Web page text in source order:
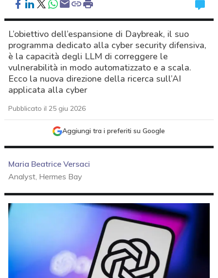
L’obiettivo dell’espansione di Daybreak, il suo
programma dedicato alla cyber security difensiva,
è la capacità degli LLM di correggere le
vulnerabilità in modo automatizzato e a scala.
Ecco la nuova direzione della ricerca sull’AI
applicata alla cyber
Pubblicato il 25 giu 2026
Aggiungi tra i preferiti su Google
Maria Beatrice Versaci
Analyst, Hermes Bay